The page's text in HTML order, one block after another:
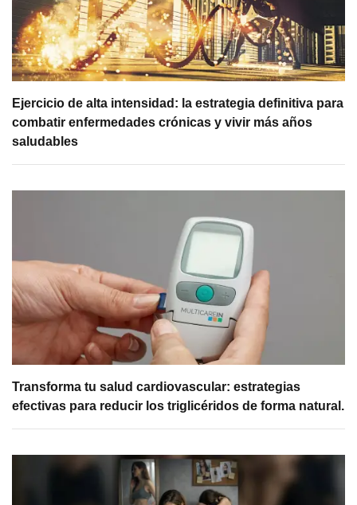
Ejercicio de alta intensidad: la estrategia definitiva para
combatir enfermedades crónicas y vivir más años
saludables
Transforma tu salud cardiovascular: estrategias
efectivas para reducir los triglicéridos de forma natural.